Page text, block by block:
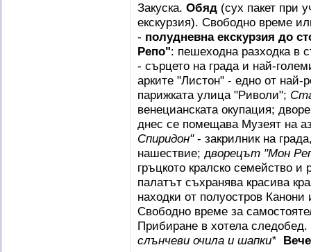
Закуска. Обяд (сух пакет при
екскурзия). Свободно време
- полудневна екскурзия до
Репо": пешеходна разходка в
- сърцето на града и най-
арките "Листон" - едно от най-
парижката улица "Риволи";
венецианската окупация;
днес се помещава Музеят на
Спиридон"- закрилник на
нашествие; дворецът "Мон
гръцкото кралско семейство
палатът съхранява красива
находки от полуостров Канони
Свободно време за
Прибиране в хотела следобед.
слънчеви очила и шапки*